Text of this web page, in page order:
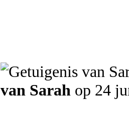
van Sarah op 24